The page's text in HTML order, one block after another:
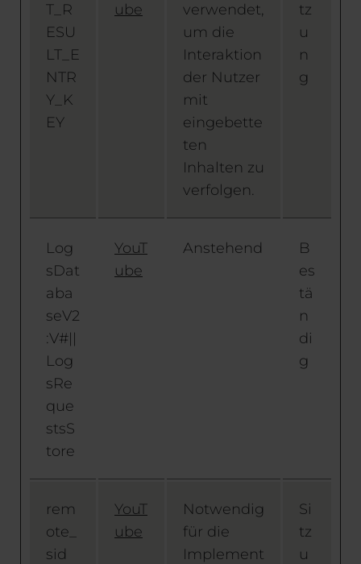
T_R
ESU
LT_E
NTR
Y_K
EY
ube
verwendet,
um die
Interaktion
der Nutzer
mit
eingebette
ten
Inhalten zu
verfolgen.
tz
u
n
g
Log
sDat
aba
seV2
:V#||
Log
sRe
que
stsS
tore
YouT
ube
Anstehend
B
es
tä
n
di
g
rem
ote_
sid
YouT
ube
Notwendig
für die
Implement
Si
tz
u